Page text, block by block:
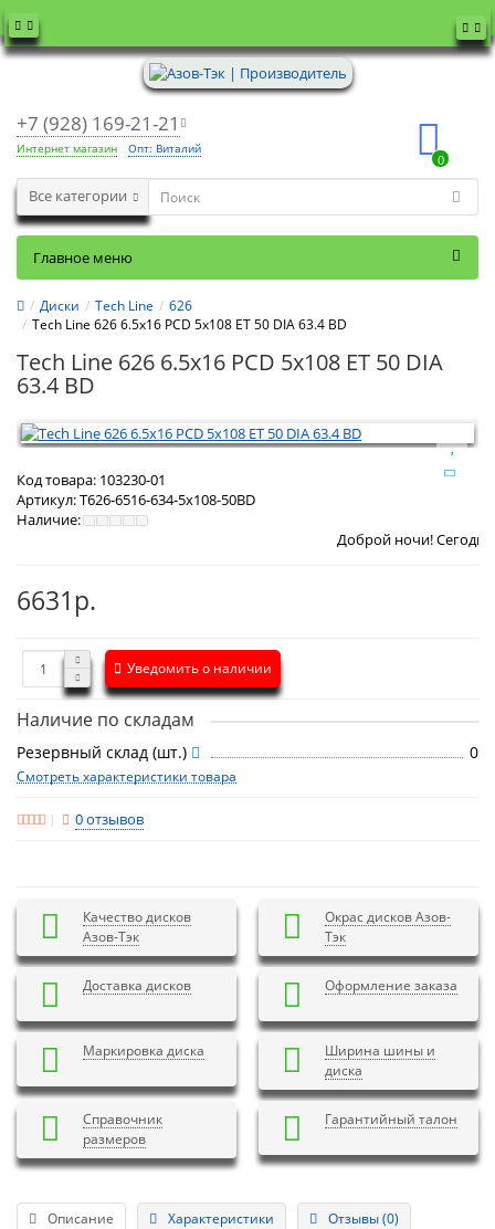
+7 (928) 169-21-21
Интернет магазин Опт: Виталий
0
Все категории
Главное меню
Диски Tech Line
626
Tech Line 626 6.5x16 PCD 5x108 ET 50 DIA 63.4 BD
Tech Line 626 6.5x16 PCD 5x108 ET 50 DIA
63.4 BD
Код товара: 103230-01
Артикул:T626-6516-634-5x108-50BD
Наличие:
Доброй ночи! СегодняПятница 7
6631р.
Уведомить о наличии
Наличие по складам
Резервный склад (шт.) 0
Смотреть характеристики товара
0 отзывов
Качество дисков
Азов-Тэк
Окрас дисков Азов-
Тэк
Доставка дисков Оформление заказа
Маркировка диска
Ширина шины и
диска
Справочник
размеров
Гарантийный талон
Описание Характеристики Отзывы (0)